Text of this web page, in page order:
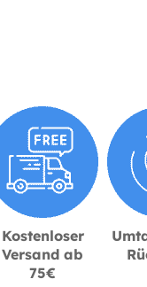
Kostenloser
Versand ab
75€